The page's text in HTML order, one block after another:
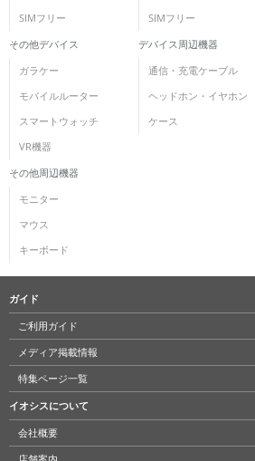
SIMフリー
SIMフリー
その他デバイス
ガラケー
モバイルルーター
スマートウォッチ
VR機器
デバイス周辺機器
通信・充電ケーブル
ヘッドホン・イヤホン
ケース
その他周辺機器
モニター
マウス
キーボード
ガイド
ご利用ガイド
メディア掲載情報
特集ページ一覧
イオシスについて
会社概要